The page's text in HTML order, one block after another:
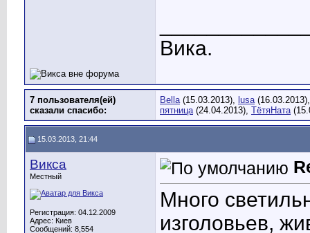
Вика.
7 пользователя(ей)
сказали cпасибо:
Bella(15.03.2013), lusa
пятница(24.04.2013), ТётяНата
15.03.2013, 21:44
Викса
Местный
Регистрация: 04.12.2009
Адрес: Киев
Сообщений: 8,554
Много
изголовьев,